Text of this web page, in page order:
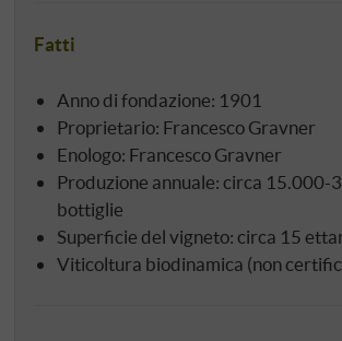
Fatti
Anno di fondazione: 1901
Proprietario: Francesco Gravner
Enologo: Francesco Gravner
Produzione annuale: circa 15.000-
bottiglie
Superficie del vigneto: circa 15
Viticoltura biodinamica (non